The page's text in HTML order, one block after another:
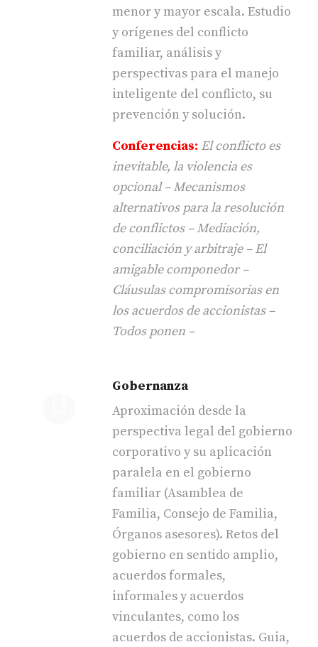
menor y mayor escala. Estudio
y orígenes del conflicto
familiar, análisis y
perspectivas para el manejo
inteligente del conflicto, su
prevención y solución.
Conferencias: El conflicto es
inevitable, la violencia es
opcional – Mecanismos
alternativos para la resolución
de conflictos – Mediación,
conciliación y arbitraje – El
amigable componedor –
Cláusulas compromisorias en
los acuerdos de accionistas –
Todos ponen –
Gobernanza
Aproximación desde la
perspectiva legal del gobierno
corporativo y su aplicación
paralela en el gobierno
familiar (Asamblea de
Familia, Consejo de Familia,
Órganos asesores). Retos del
gobierno en sentido amplio,
acuerdos formales,
informales y acuerdos
vinculantes, como los
acuerdos de accionistas. Guia,